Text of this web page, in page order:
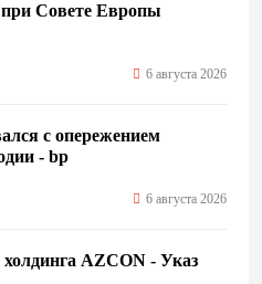
Совете Европы
6 августа 2026
с опережением
- bp
6 августа 2026
AZCON - Указ